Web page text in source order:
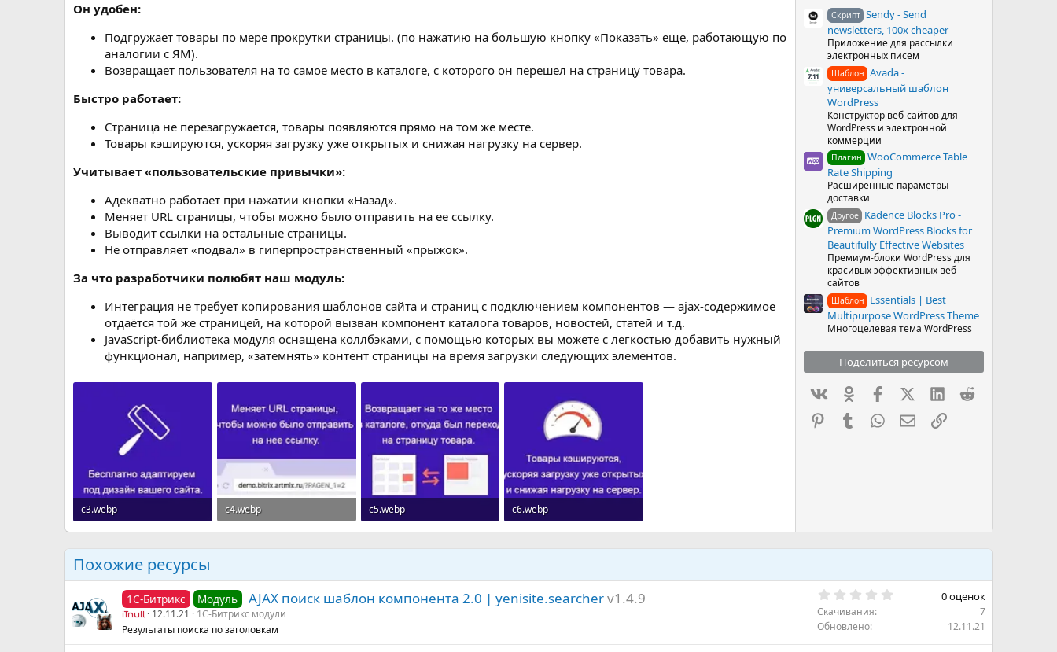
Он удобен:
Подгружает товары по мере прокрутки страницы. (по нажатию на большую кнопку «Показать» еще, работающую по
аналогии с ЯМ).
Возвращает пользователя на то самое место в каталоге, с которого он перешел на страницу товара.
Быстро работает:
Страница не перезагружается, товары появляются прямо на том же месте.
Товары кэшируются, ускоряя загрузку уже открытых и снижая нагрузку на сервер.
Учитывает «пользовательские привычки»:
Адекватно работает при нажатии кнопки «Назад».
Меняет URL страницы, чтобы можно было отправить на ее ссылку.
Выводит ссылки на остальные страницы.
Не отправляет «подвал» в гиперпространственный «прыжок».
За что разработчики полюбят наш модуль:
Интеграция не требует копирования шаблонов сайта и страниц с подключением компонентов — ajax-содержимое
отдаётся той же страницей, на которой вызван компонент каталога товаров, новостей, статей и т.д.
JavaScript-библиотека модуля оснащена коллбэками, с помощью которых вы можете с легкостью добавить нужный
функционал, например, «затемнять» контент страницы на время загрузки следующих элементов.
с3.webp
6.8 KB · Просмотры: 29
с4.webp
8 KB · Просмотры: 22
с5.webp
8.9 KB · Просмотры: 29
с6.webp
9.9 KB · Просмотры: 27
Скрипт Sendy - Send
newsletters, 100x cheaper
Приложение для рассылки
электронных писем
Шаблон Avada -
универсальный шаблон
WordPress
Конструктор веб-сайтов для
WordPress и электронной
коммерции
Плагин WooCommerce Table
Rate Shipping
Расширенные параметры
доставки
Другое Kadence Blocks Pro -
Premium WordPress Blocks for
Beautifully Effective Websites
Премиум-блоки WordPress для
красивых эффективных веб-
сайтов
Шаблон
Essentials | Best
Multipurpose WordPress Theme
Многоцелевая тема WordPress
Поделиться ресурсом
ВконтактеОдноклассники
FacebookX (Twitter)
LinkedIn
PinterestTumblrWhatsAppЭлектронная почта
Ссылка
Похожие ресурсы
1С-Битрикс Модуль AJAX поиск шаблон компонента 2.0 | yenisite.searcherv1.4.9
iTnull 12.11.21
1С-Битрикс модули
Результаты поиска по заголовкам
в
0 оценок
Скачивания
7
Обновлено
12.11.21